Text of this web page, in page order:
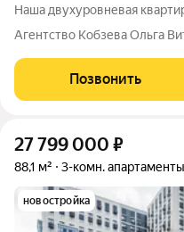
Наша двухуровневая
собственником
Ультрасовременные
надёжный ремонт с
Агентство Кобзева Ольга
Позвонить
27 799 000 ₽
88,1 м² 3-комн. апартаменты
новостройка